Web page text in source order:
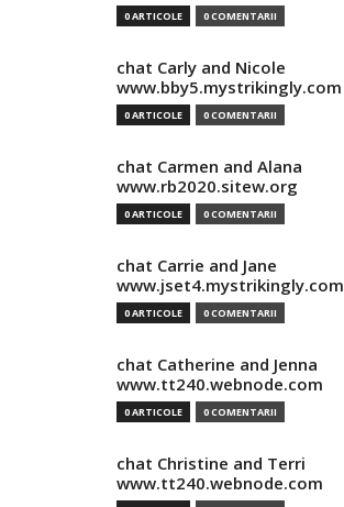
0 ARTICOLE 0 COMENTARII
chat Carly and Nicole
www.bby5.mystrikingly.com
0 ARTICOLE 0 COMENTARII
chat Carmen and Alana
www.rb2020.sitew.org
0 ARTICOLE 0 COMENTARII
chat Carrie and Jane
www.jset4.mystrikingly.com
0 ARTICOLE 0 COMENTARII
chat Catherine and Jenna
www.tt240.webnode.com
0 ARTICOLE 0 COMENTARII
chat Christine and Terri
www.tt240.webnode.com